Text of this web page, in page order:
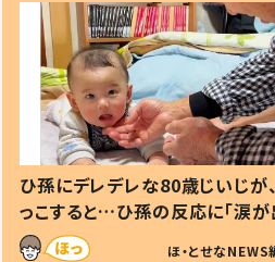
ひ孫にデレデレな80歳じいじが
っこすると…ひ孫の反応に「涙
した」「可愛くて仕方ない」
ほ・とせなNEWS